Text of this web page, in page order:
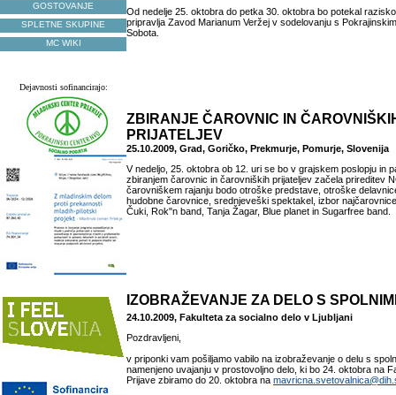
GOSTOVANJE
SPLETNE SKUPINE
MC WIKI
Dejavnosti sofinancirajo:
Od nedelje 25. oktobra do petka 30. oktobra bo potekal
pripravlja Zavod Marianum Veržej v sodelovanju s
Sobota.
ZBIRANJE ČAROVNIC IN
PRIJATELJEV
25.10.2009, Grad, Goričko, Prekmurje, Pomurje, Slovenija
V nedeljo, 25. oktobra ob 12. uri se bo v grajskem poslopju in
zbiranjem čarovnic in čarovniških prijateljev začela prireditev
čarovniškem rajanju bodo otroške predstave, otroške
hudobne čarovnice, srednjeveški spektakel, izbor
Čuki, Rok"n band, Tanja Žagar, Blue planet in Sugarfree band.
IZOBRAŽEVANJE ZA DELO S
24.10.2009, Fakulteta za socialno delo v Ljubljani
Pozdravljeni,
v priponki vam pošiljamo vabilo na izobraževanje o delu s
namenjeno uvajanju v prostovoljno delo, ki bo 24. oktobra na
Prijave zbiramo do 20. oktobra na